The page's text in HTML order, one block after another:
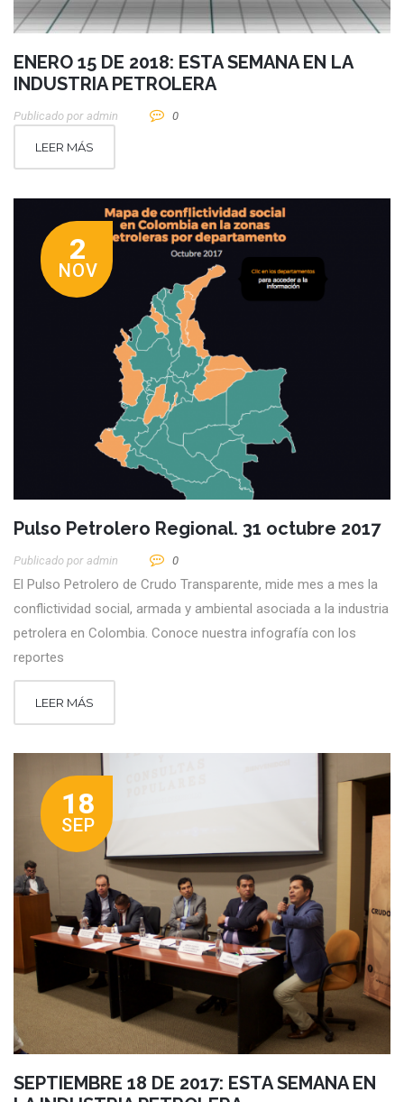
ENERO 15 DE 2018: ESTA SEMANA EN LA
INDUSTRIA PETROLERA
Publicado por Admin 0
LEER MÁS
2
NOV
Pulso Petrolero Regional. 31 octubre 2017
Publicado por Admin 0
El Pulso Petrolero de Crudo Transparente, mide mes a mes la
conflictividad social, armada y ambiental asociada a la industria
petrolera en Colombia. Conoce nuestra infografía con los
reportes
LEER MÁS
18
SEP
SEPTIEMBRE 18 DE 2017: ESTA SEMANA EN